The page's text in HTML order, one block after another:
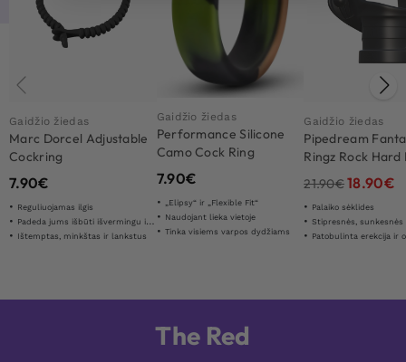
Gaidžio žiedas
Marc Dorcel Adjustable
Cockring
7.90€
Reguliuojamas ilgis
Padeda jums išbūti išvermingu ilgiau
Ištemptas, minkštas ir lankstus
Gaidžio žiedas
Performance Silicone
Camo Cock Ring
7.90€
„Elipsy“ ir „Flexible Fit“
Naudojant lieka vietoje
Tinka visiems varpos dydžiams
Gaidžio žiedas
Pipedream
Ringz Rock Hard
Ball Stretcher
21.90€18.90€
Palaiko sėklides
Stipresnės, sunkesnės ir
Patobulinta erekcija ir
The Red